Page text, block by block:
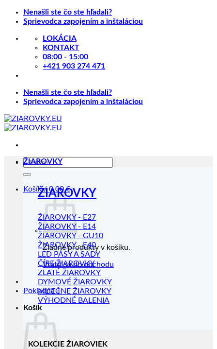
Skip
Nenašli ste čo ste hľadali?
Sprievodca zapojením a inštaláciou
LOKÁCIA
KONTAKT
08:00 - 15:00
+421 903 274 471
Nenašli ste čo ste hľadali?
Sprievodca zapojením a inštaláciou
Hľadať:
Košík /0.00€
Žiadne produkty v košíku.
Vrátiť sa do obchodu
Pokladňa +
Košík
ŽIAROVKY
ŽIAROVKY
ŽIAROVKY - E27
ŽIAROVKY - E14
ŽIAROVKY - GU10
ŽIAROVKY - E40
LED PÁSY A SADY
ČÍRE ŽIAROVKY
ZLATÉ ŽIAROVKY
DYMOVÉ ŽIAROVKY
MLIEČNE ŽIAROVKY
VÝHODNÉ BALENIA
KOLEKCIE ŽIAROVIEK